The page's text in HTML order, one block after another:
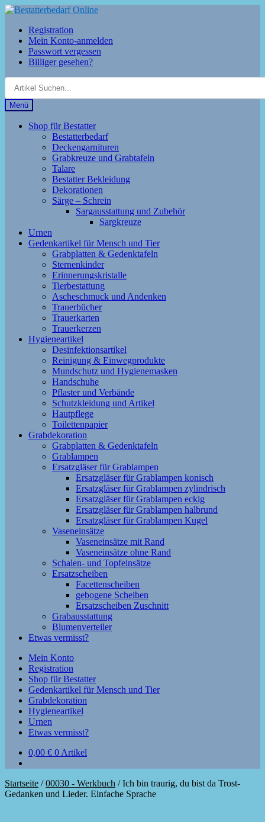
Zur
springen
Zum
springenRegistration
Mein Konto-anmelden
Passwort vergessen
Billiger gesehen?
Menü
Shop für Bestatter
Bestatterbedarf
Deckengarnituren
Grabkreuze und Grabtafeln
Talare
Bestatter Bekleidung
Dekorationen
Särge – Schrein
Sargausstattung und Zubehör
Sargkreuze
Urnen
Gedenkartikel für Mensch und Tier
Grabplatten & Gedenktafeln
Sternenkinder
Erinnerungskristalle
Tierbestattung
Ascheschmuck und Andenken
Trauerbücher
Trauerkarten
Trauerkerzen
Hygieneartikel
Desinfektionsartikel
Reinigung & Einwegprodukte
Mundschutz und Hygienemasken
Handschuhe
Pflaster und Verbände
Schutzkleidung und Artikel
Hautpflege
Toilettenpapier
Grabdekoration
Grabplatten & Gedenktafeln
Grablampen
Ersatzgläser für Grablampen
Ersatzgläser für Grablampen konisch
Ersatzgläser für Grablampen zylindrisch
Ersatzgläser für Grablampen eckig
Ersatzgläser für Grablampen halbrund
Ersatzgläser für Grablampen Kugel
Vaseneinsätze
Vaseneinsätze mit Rand
Vaseneinsätze ohne Rand
Schalen- und Topfeinsätze
Ersatzscheiben
Facettenscheiben
gebogene Scheiben
Ersatzscheiben Zuschnitt
Grabausstattung
Blumenverteiler
Etwas vermisst?
Mein Konto
Registration
Shop für Bestatter
Gedenkartikel für Mensch und Tier
Grabdekoration
Hygieneartikel
Urnen
Etwas vermisst?
0,00 € 0 Artikel
Startseite /00030 - Werkbuch /Ich bin traurig, du bist da Trost-
Gedanken und Lieder. Einfache Sprache